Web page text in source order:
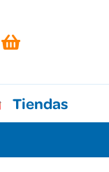
Tiendas